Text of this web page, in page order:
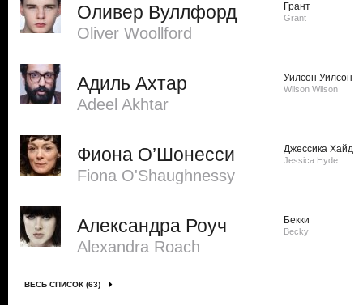
Оливер Вуллфорд
Oliver Woollford
Грант
Grant
Адиль Ахтар
Adeel Akhtar
Уилсон Уилсон
Wilson Wilson
Фиона О’Шонесси
Fiona O'Shaughnessy
Джессика Хайд
Jessica Hyde
Александра Роуч
Alexandra Roach
Бекки
Becky
ВЕСЬ СПИСОК (63)